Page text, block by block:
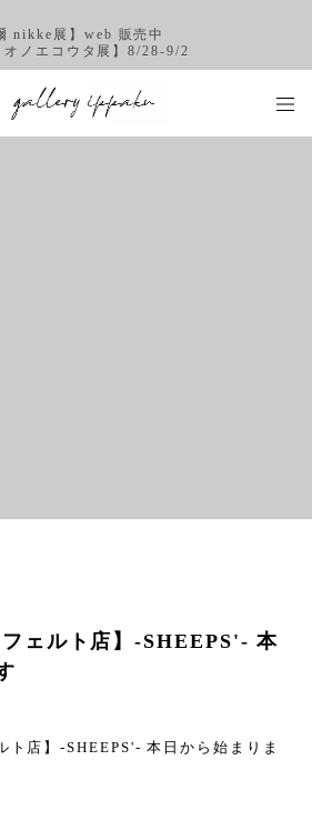
nikke展】web 販売中
オノエコウタ展】8/28-9/2
フェルト店】-SHEEPS'- 本
ト店】-SHEEPS'-本日から始まりま